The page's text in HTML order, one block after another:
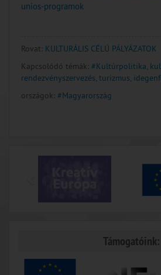
unios-programok
Rovat: KULTURÁLIS CÉLÚ PÁLYÁZATOK
Kapcsolódó témák: #Kultúrpolitika,
rendezvényszervezés, turizmus,
országok: #Magyarország
Támogatóink: